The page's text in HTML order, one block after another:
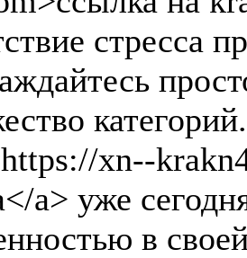
стресса
xn--
a> уже
в